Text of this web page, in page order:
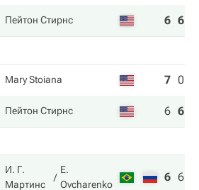
Пейтон Стирнс 6 6
Mary Stoiana 7 0
Пейтон Стирнс 6 6
И. Г.
Мартинс
E.
Ovcharenko
6 6